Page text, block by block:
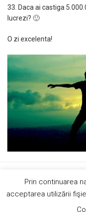
33. Daca ai castiga
lucrezi? 🙂
O zi excelenta!
Contact
Hai sa
Prin continuarea
acceptarea utilizării